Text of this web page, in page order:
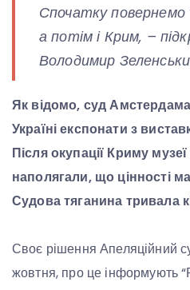
Спочатку повернемо
а потім і Крим, –
Володимир
Як відомо, суд
Україні експонати з
Після окупації Криму
наполягали, що цінності
Судова тяганина тривала
Своє рішення Апеляційний
жовтня, про це інформують